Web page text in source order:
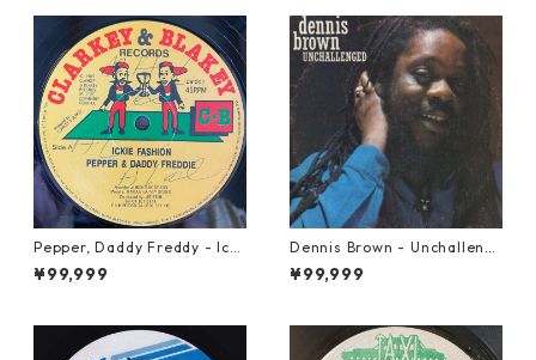
Pepper, Daddy Freddy - Icki
e Fashion【12-50044】
¥99,999
Dennis Brown - Unchalleng
ed【LP-70046】
¥99,999